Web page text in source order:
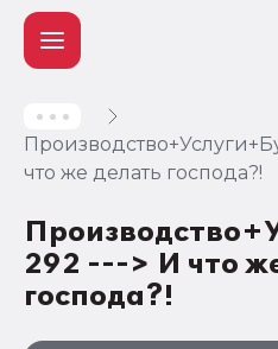
что же делать господа?!
292 ---> И что
господа?!
Учет и
налогообложение